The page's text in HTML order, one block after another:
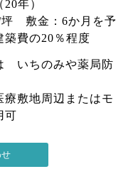
年）
坪 敷金：6か月を予
費の20％程度
いちのみや薬局防
療敷地周辺またはモ
可